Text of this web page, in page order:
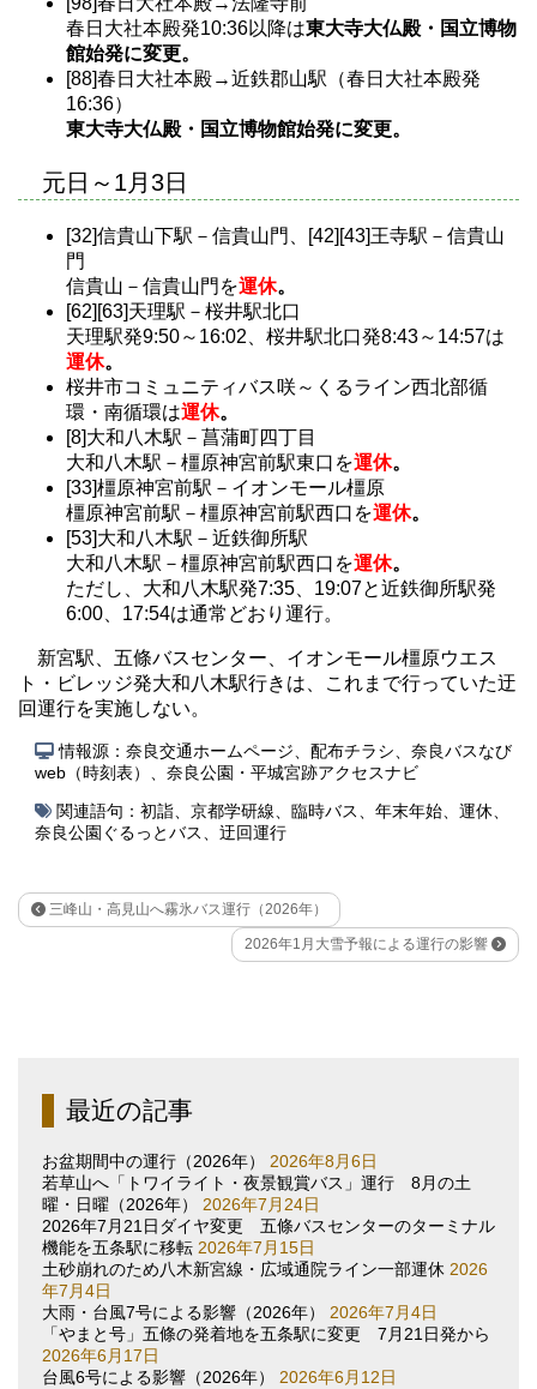
春日大社本殿発10:36以降は東大寺大仏殿・国立博物
館始発に変更。
[88]春日大社本殿→近鉄郡山駅（春日大社本殿発
16:36）
東大寺大仏殿・国立博物館始発に変更。
元日～1月3日
[32]信貴山下駅－信貴山門、[42][43]王寺駅－信貴山
門
信貴山－信貴山門を運休。
[62][63]天理駅－桜井駅北口
天理駅発9:50～16:02、桜井駅北口発8:43～14:57は
運休。
桜井市コミュニティバス咲～くるライン西北部循
環・南循環は運休。
[8]大和八木駅－菖蒲町四丁目
大和八木駅－橿原神宮前駅東口を運休。
[33]橿原神宮前駅－イオンモール橿原
橿原神宮前駅－橿原神宮前駅西口を運休。
[53]大和八木駅－近鉄御所駅
大和八木駅－橿原神宮前駅西口を運休。
ただし、大和八木駅発7:35、19:07と近鉄御所駅発
6:00、17:54は通常どおり運行。
新宮駅、五條バスセンター、イオンモール橿原ウエス
ト・ビレッジ発大和八木駅行きは、これまで行っていた迂
回運行を実施しない。
情報源：奈良交通ホームページ、配布チラシ、奈良バスなび
web（時刻表）、奈良公園・平城宮跡アクセスナビ
関連語句： 初詣 京都学研線 臨時バス 年末年始 運休
奈良公園ぐるっとバス
迂回運行
三峰山・高見山へ霧氷バス運行（2026年）
2026年1月大雪予報による運行の影響
最近の記事
お盆期間中の運行（2026年）
2026年8月6日
若草山へ「トワイライト・夜景観賞バス」運行 8月の土
曜・日曜（2026年）
2026年7月24日
2026年7月21日ダイヤ変更 五條バスセンターのターミナル
機能を五条駅に移転 2026年7月15日
土砂崩れのため八木新宮線・広域通院ライン一部運休 2026
年7月4日
大雨・台風7号による影響（2026年）
2026年7月4日
「やまと号」五條の発着地を五条駅に変更 7月21日発から
2026年6月17日
台風6号による影響（2026年）
2026年6月12日